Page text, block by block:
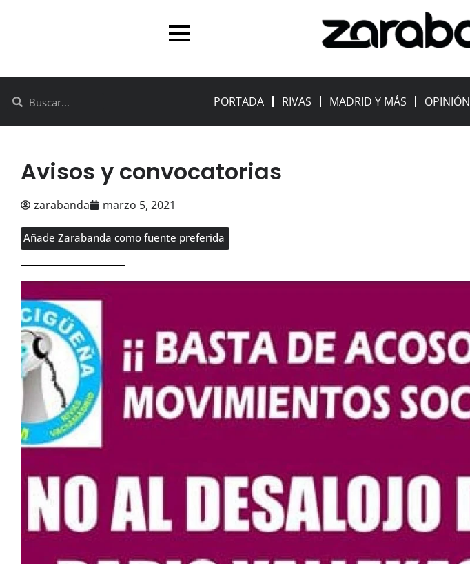
PORTADA RIVAS MADRID Y MÁS OPINIÓN
Avisos y convocatorias
zarabanda marzo 5, 2021
Añade Zarabanda como fuente preferida